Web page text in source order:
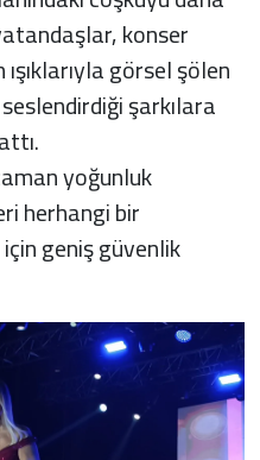
konser
görsel şölen
şarkılara
yoğunluk
herhangi bir
geniş güvenlik